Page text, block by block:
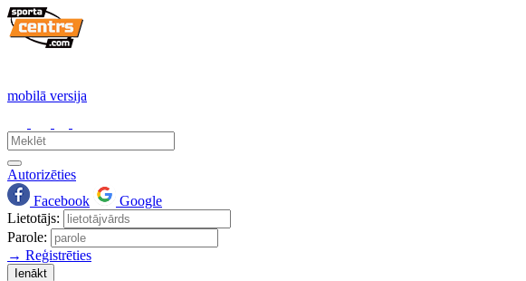
mobilā versija
Autorizēties
Facebook
Google
Lietotājs:
Parole:
→ Reģistrēties
Ienākt